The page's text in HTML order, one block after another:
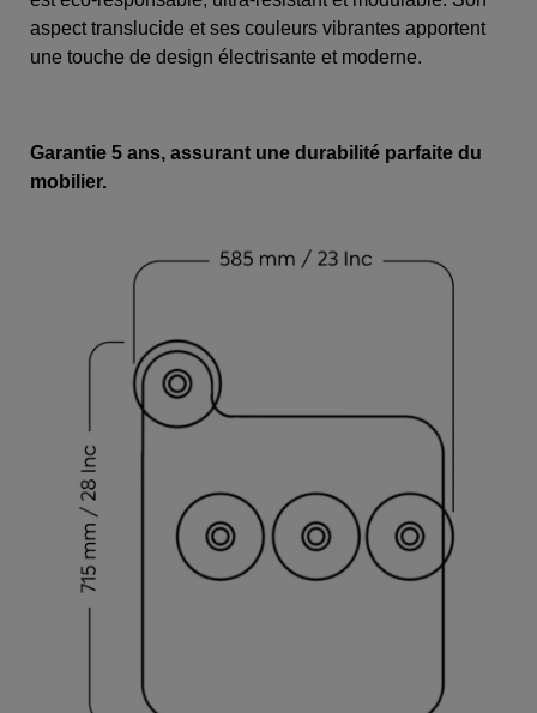
aspect translucide et ses couleurs vibrantes apportent
une touche de design électrisante et moderne.
Garantie 5 ans, assurant une durabilité parfaite du
mobilier.